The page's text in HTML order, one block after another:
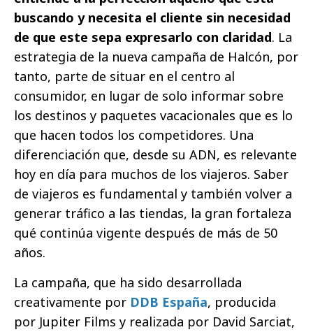
buscando y necesita el cliente sin necesidad
de que este sepa expresarlo con claridad. La
estrategia de la nueva campaña de Halcón, por
tanto, parte de situar en el centro al
consumidor, en lugar de solo informar sobre
los destinos y paquetes vacacionales que es lo
que hacen todos los competidores. Una
diferenciación que, desde su ADN, es relevante
hoy en día para muchos de los viajeros. Saber
de viajeros es fundamental y también volver a
generar tráfico a las tiendas, la gran fortaleza
qué continúa vigente después de más de 50
años.
La campaña, que ha sido desarrollada
creativamente por DDB España, producida
por Jupiter Films y realizada por David Sarciat,